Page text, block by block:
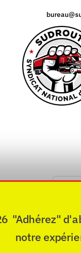
notre